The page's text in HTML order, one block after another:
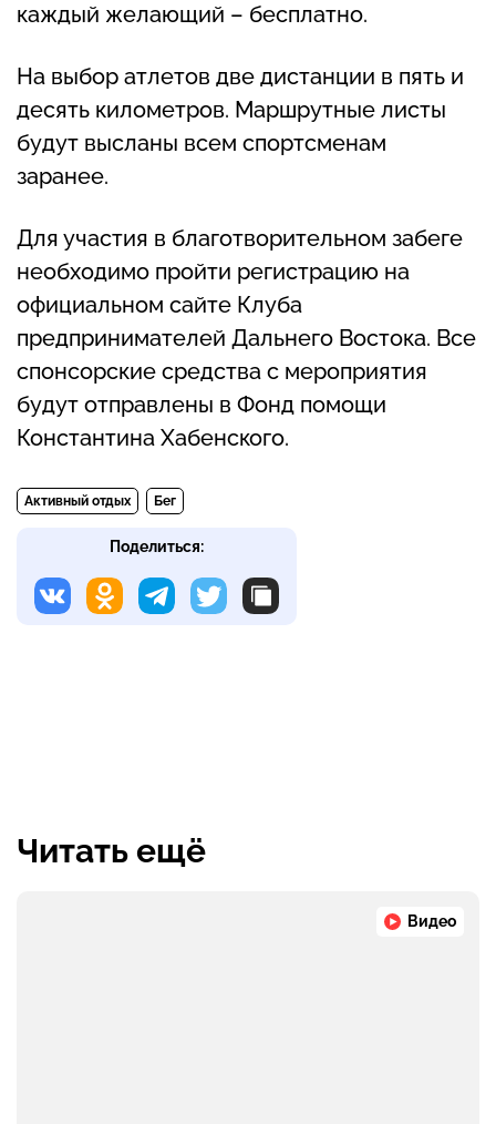
каждый желающий – бесплатно.
На выбор атлетов две дистанции в пять и
десять километров. Маршрутные листы
будут высланы всем спортсменам
заранее.
Для участия в благотворительном забеге
необходимо пройти регистрацию на
официальном сайте Клуба
предпринимателей Дальнего Востока. Все
спонсорские средства с мероприятия
будут отправлены в Фонд помощи
Константина Хабенского.
Активный отдых Бег
Поделиться:
Читать ещё
Видео